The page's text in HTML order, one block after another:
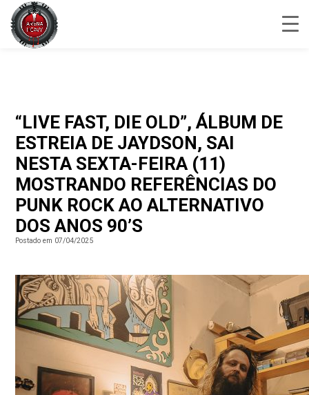
“LIVE FAST, DIE OLD”, ÁLBUM DE
ESTREIA DE JAYDSON, SAI
NESTA SEXTA-FEIRA (11)
MOSTRANDO REFERÊNCIAS DO
PUNK ROCK AO ALTERNATIVO
DOS ANOS 90’S
Postado em 07/04/2025